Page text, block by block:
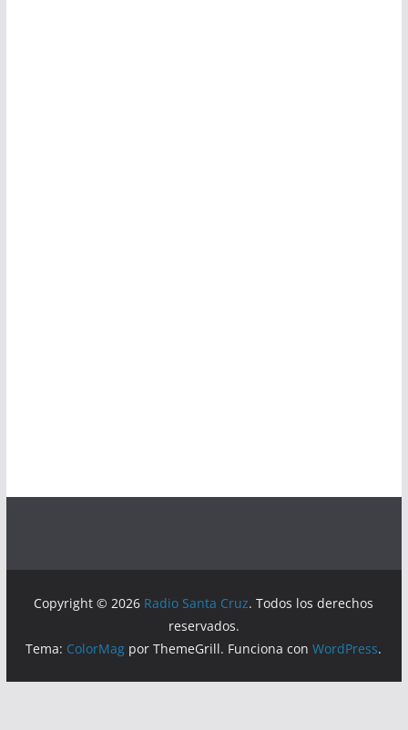
Copyright © 2026 Radio Santa Cruz. Todos los derechos
reservados.
Tema: ColorMag por ThemeGrill. Funciona conWordPress.